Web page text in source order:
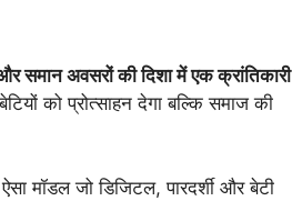
और समान अवसरों की दिशा में एक क्रांतिकारी
को प्रोत्साहन देगा बल्कि समाज की
मॉडल जो डिजिटल, पारदर्शी और बेटी